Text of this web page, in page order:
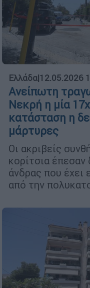
Ελλάδα|12.05.2026
Ανείπωτη
Νεκρή η μία
κατάσταση η
μάρτυρες
Οι ακριβείς
κορίτσια έπεσαν
άνδρας που έχει
από την